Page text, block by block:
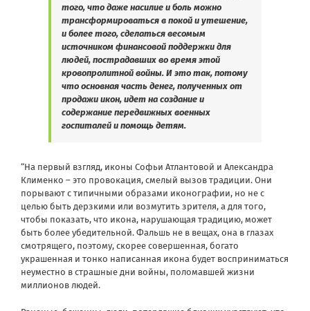
того, что даже насилие и боль можно
трансформироваться в покой и утешение,
и более того, сделаться весомым
источником финансовой поддержки для
людей, пострадавших во время этой
кровопролитной войны. И это так, потому
что основная часть денег, полученных от
продажи икон, идет на создание и
содержание передвижных военных
госпиталей и помощь детям.
“На первый взгляд, иконы Софьи Атлантовой и Александра
Клименко – это провокация, смелый вызов традиции. Они
порывают с типичными образами иконографии, но не с
целью быть дерзкими или возмутить зрителя, а для того,
чтобы показать, что икона, нарушающая традицию, может
быть более убедительной. Фальшь не в вещах, она в глазах
смотрящего, поэтому, скорее совершенная, богато
украшенная и тонко написанная икона будет восприниматься
неуместно в страшные дни войны, поломавшей жизни
миллионов людей.